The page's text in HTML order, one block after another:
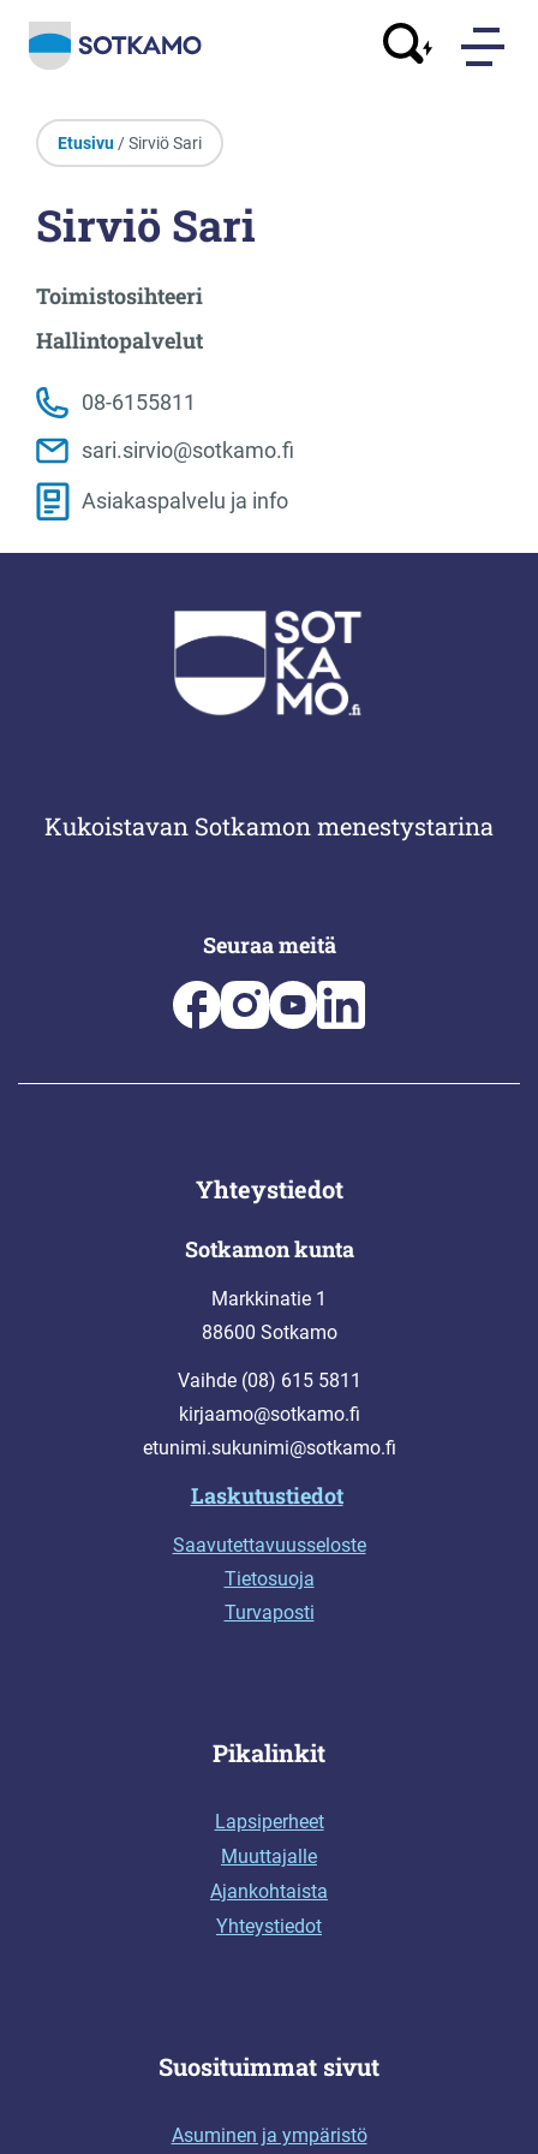
Etusivu / Sirviö Sari
Sirviö Sari
Toimistosihteeri
Hallintopalvelut
08-6155811
sari.sirvio@sotkamo.fi
Asiakaspalvelu ja info
Kukoistavan Sotkamon menestystarina
Seuraa meitä
Yhteystiedot
Sotkamon kunta
Markkinatie 1
88600 Sotkamo
Vaihde (08) 615 5811
kirjaamo@sotkamo.fi
etunimi.sukunimi@sotkamo.fi
Laskutustiedot
Saavutettavuusseloste
Tietosuoja
Turvaposti
Pikalinkit
Lapsiperheet
Muuttajalle
Ajankohtaista
Yhteystiedot
Suosituimmat sivut
Asuminen ja ympäristö